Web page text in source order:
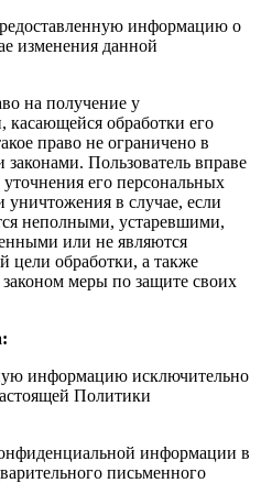
информацию о
изменения данной
на получение у
обработки его
право не ограничено в
Пользователь вправе
его персональных
в случае, если
неполными, устаревшими,
или не являются
цели обработки, а также
меры по защите своих
информацию исключительно
Политики
информации в
письменного